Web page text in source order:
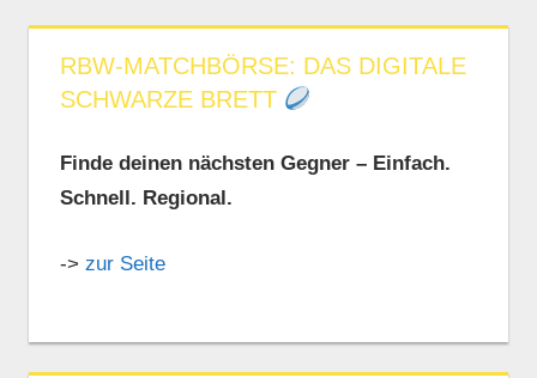
RBW-MATCHBÖRSE: DAS DIGITALE
SCHWARZE BRETT
Finde deinen nächsten Gegner – Einfach.
Schnell. Regional.
-> zur Seite